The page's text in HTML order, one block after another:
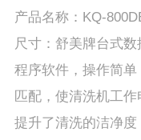
产品名称：KQ-
尺寸：舒美牌台式
程序软件，操作简
匹配，使清洗机工
提升了清洗的洁净